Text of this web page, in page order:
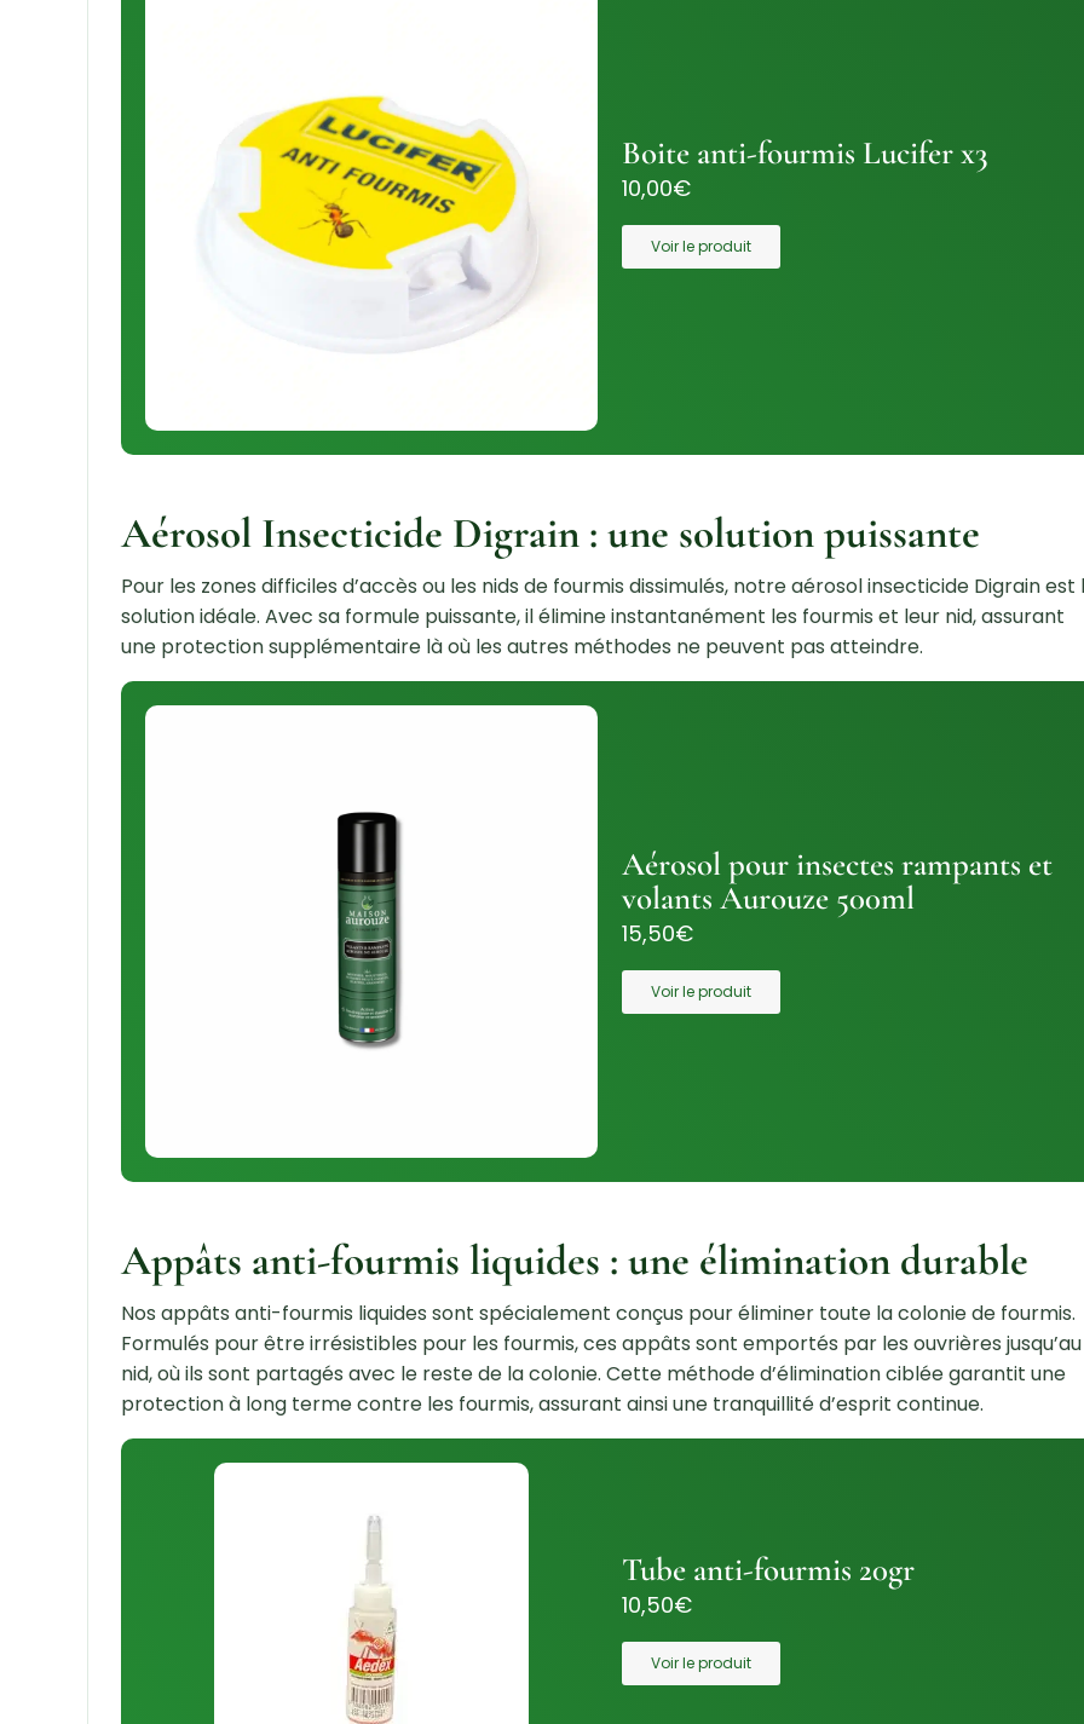
Boite anti-fourmis Lucifer x3
10,00€
Voir le produit
Aérosol Insecticide Digrain : une solution puissante
Pour les zones difficiles d’accès ou les nids de fourmis dissimulés, notre aérosol insecticide Digrain est
solution idéale. Avec sa formule puissante, il élimine instantanément les fourmis et leur nid, assurant
une protection supplémentaire là où les autres méthodes ne peuvent pas atteindre.
Aérosol pour insectes rampants et
volants Aurouze 500ml
15,50€
Voir le produit
Appâts anti-fourmis liquides : une élimination durable
Nos appâts anti-fourmis liquides sont spécialement conçus pour éliminer toute la colonie de fourmis.
Formulés pour être irrésistibles pour les fourmis, ces appâts sont emportés par les ouvrières jusqu’au
nid, où ils sont partagés avec le reste de la colonie. Cette méthode d’élimination ciblée garantit une
protection à long terme contre les fourmis, assurant ainsi une tranquillité d’esprit continue.
Tube anti-fourmis 20gr
10,50€
Voir le produit